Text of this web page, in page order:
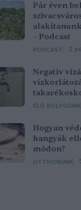
Pár éven
– Podcast
PODCAST 2
Negatív
ÉLŐ BOLYGÓNK
Hogyan
hangyák
módon?
OTTHONUNK